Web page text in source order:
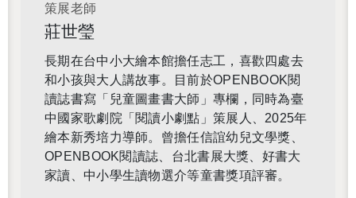
策展老師
莊世瑩
長期在台中小大繪本館擔任志工，喜歡四處去
和小孩與大人講故事。目前於OPENBOOK閱
讀誌書寫「兒童圖畫書大師」專欄，同時為臺
中國家歌劇院「閱讀小劇點」策展人、2025年
繪本新秀培力導師。曾擔任信誼幼兒文學獎、
OPENBOOK閱讀誌、台北書展大獎、好書大
家讀、中小學生讀物選介等童書獎項評審。